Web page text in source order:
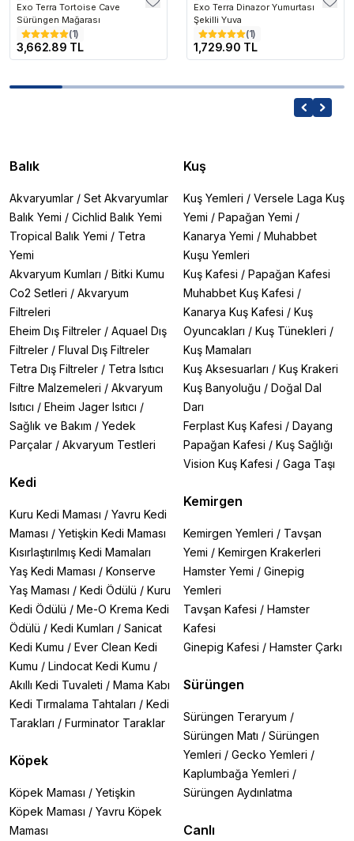
Exo Terra Tortoise Cave
Sürüngen Mağarası
(1)
3,662.89 TL
Exo Terra Dinazor Yumurtası
Şekilli Yuva
(1)
1,729.90 TL
Balık
Akvaryumlar / Set Akvaryumlar
Balık Yemi / Cichlid Balık Yemi
Tropical Balık Yemi / Tetra
Yemi
Akvaryum Kumları / Bitki Kumu
Co2 Setleri / Akvaryum
Filtreleri
Eheim Dış Filtreler / Aquael Dış
Filtreler / Fluval Dış Filtreler
Tetra Dış Filtreler / Tetra Isıtıcı
Filtre Malzemeleri / Akvaryum
Isıtıcı / Eheim Jager Isıtıcı /
Sağlık ve Bakım / Yedek
Parçalar / Akvaryum Testleri
Kedi
Kuru Kedi Maması / Yavru Kedi
Maması / Yetişkin Kedi Maması
Kısırlaştırılmış Kedi Mamaları
Yaş Kedi Maması / Konserve
Yaş Maması / Kedi Ödülü / Kuru
Kedi Ödülü / Me-O Krema Kedi
Ödülü / Kedi Kumları / Sanicat
Kedi Kumu / Ever Clean Kedi
Kumu / Lindocat Kedi Kumu /
Akıllı Kedi Tuvaleti / Mama Kabı
Kedi Tırmalama Tahtaları / Kedi
Tarakları / Furminator Taraklar
Köpek
Köpek Maması / Yetişkin
Köpek Maması / Yavru Köpek
Maması
Kuş
Kuş Yemleri / Versele Laga Kuş
Yemi / Papağan Yemi /
Kanarya Yemi / Muhabbet
Kuşu Yemleri
Kuş Kafesi / Papağan Kafesi
Muhabbet Kuş Kafesi /
Kanarya Kuş Kafesi / Kuş
Oyuncakları / Kuş Tünekleri /
Kuş Mamaları
Kuş Aksesuarları / Kuş Krakeri
Kuş Banyoluğu / Doğal Dal
Darı
Ferplast Kuş Kafesi / Dayang
Papağan Kafesi / Kuş Sağlığı
Vision Kuş Kafesi / Gaga Taşı
Kemirgen
Kemirgen Yemleri / Tavşan
Yemi / Kemirgen Krakerleri
Hamster Yemi / Ginepig
Yemleri
Tavşan Kafesi / Hamster
Kafesi
Ginepig Kafesi / Hamster Çarkı
Sürüngen
Sürüngen Teraryum /
Sürüngen Matı / Sürüngen
Yemleri / Gecko Yemleri /
Kaplumbağa Yemleri /
Sürüngen Aydınlatma
Canlı